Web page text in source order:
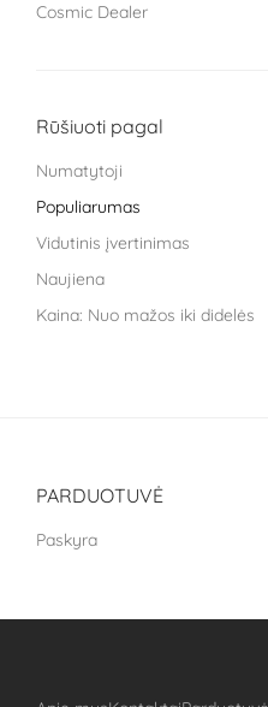
Cosmic Dealer
Kingsmith
VitaLibro
Well you
Rūšiuoti pagal
Numatytoji
Populiarumas
Vidutinis įvertinimas
Naujiena
Kaina: Nuo mažos iki didelės
PARDUOTUVĖ
Paskyra